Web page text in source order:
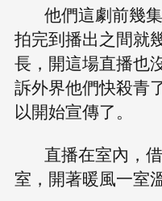
他們這劇前幾
拍完到播出之間就
長，開這場直播也
訴外界他們快殺青
以開始宣傳了。
直播在室內，
室，開著暖風一室